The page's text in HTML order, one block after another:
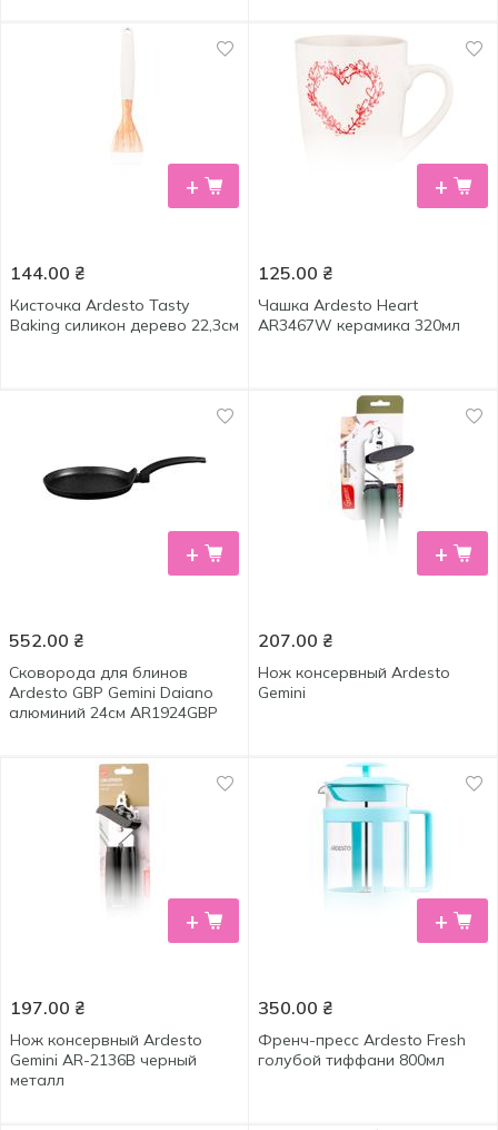
+
144.00 ₴
Кисточка Ardesto Tasty
Baking силикон дерево 22,3см
+
125.00 ₴
Чашка Ardesto Heart
AR3467W керамика 320мл
+
552.00 ₴
Сковорода для блинов
Ardesto GBP Gemini Daiano
алюминий 24см AR1924GBP
+
207.00 ₴
Нож консервный Ardesto
Gemini
+
197.00 ₴
Нож консервный Ardesto
Gemini AR-2136B черный
металл
+
350.00 ₴
Френч-пресс Ardesto Fresh
голубой тиффани 800мл